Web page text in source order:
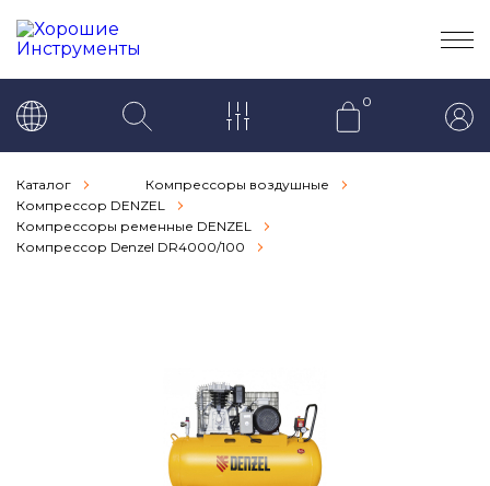
0
Каталог
Компрессоры воздушные
Компрессор DENZEL
Компрессоры ременные DENZEL
Компрессор Denzel DR4000/100